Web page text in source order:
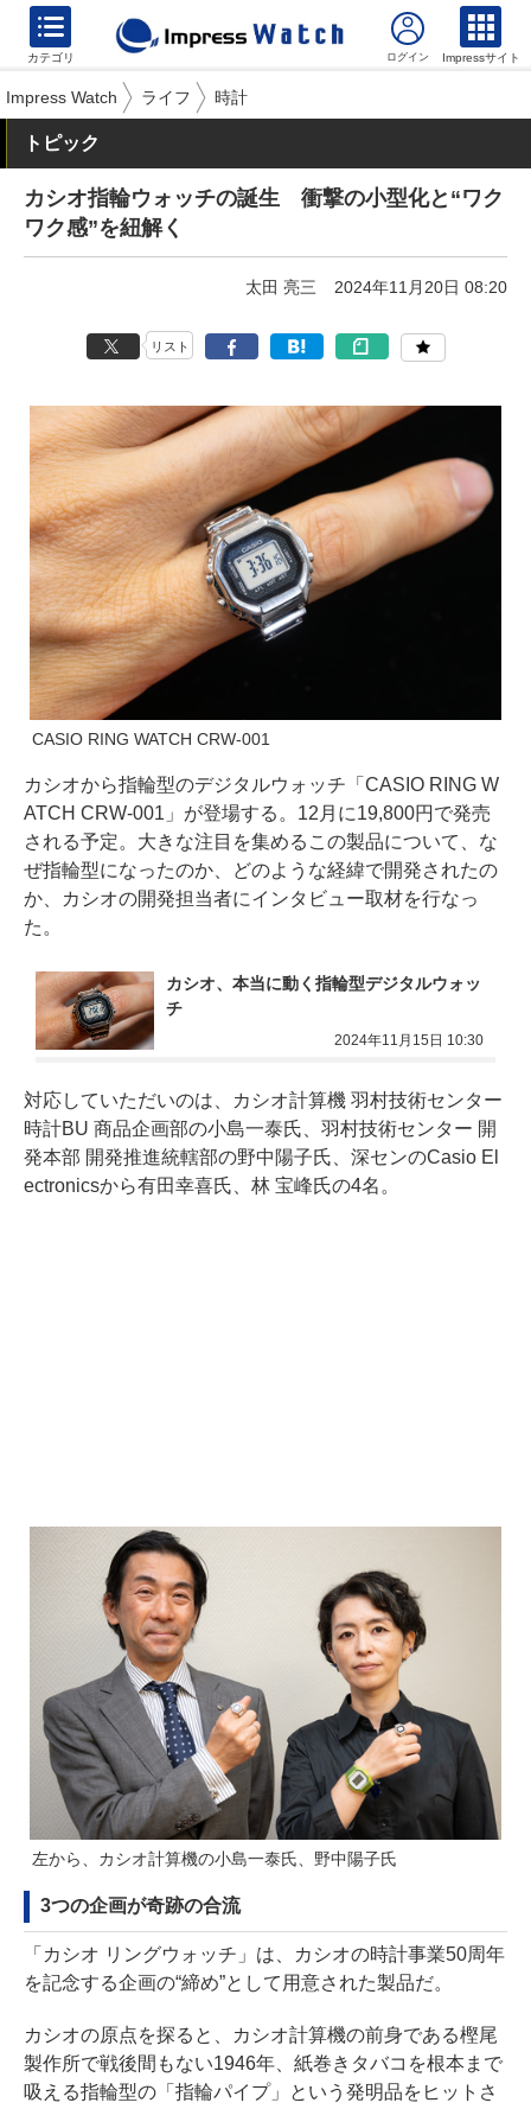
カテゴリ Impressサイト
Impress Watch ライフ 時計
トピック
カシオ指輪ウォッチの誕生 衝撃の小型化と“ワク
ワク感”を紐解く
太田 亮三 2024年11月20日 08:20
リスト
CASIO RING WATCH CRW-001
カシオから指輪型のデジタルウォッチ「CASIO RING W
ATCH CRW-001」が登場する。12月に19,800円で発売
される予定。大きな注目を集めるこの製品について、な
ぜ指輪型になったのか、どのような経緯で開発されたの
か、カシオの開発担当者にインタビュー取材を行なっ
た。
カシオ、本当に動く指輪型デジタルウォッ
チ
2024年11月15日 10:30
対応していただいのは、カシオ計算機 羽村技術センター
時計BU 商品企画部の小島一泰氏、羽村技術センター 開
発本部 開発推進統轄部の野中陽子氏、深センのCasio El
ectronicsから有田幸喜氏、林 宝峰氏の4名。
左から、カシオ計算機の小島一泰氏、野中陽子氏
3つの企画が奇跡の合流
「カシオ リングウォッチ」は、カシオの時計事業50周年
を記念する企画の“締め”として用意された製品だ。
カシオの原点を探ると、カシオ計算機の前身である樫尾
製作所で戦後間もない1946年、紙巻きタバコを根本まで
吸える指輪型の「指輪パイプ」という発明品をヒットさ